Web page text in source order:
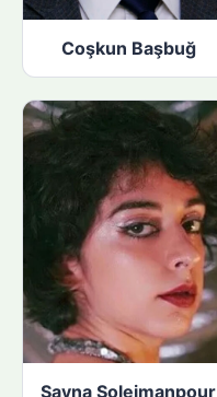
Coşkun Başbuğ
Sayna Soleimanpour